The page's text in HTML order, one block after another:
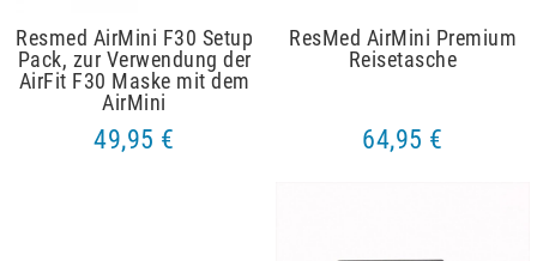
Resmed AirMini F30 Setup
Pack, zur Verwendung der
AirFit F30 Maske mit dem
AirMini
49,95 €
ResMed AirMini Premium
Reisetasche
64,95 €